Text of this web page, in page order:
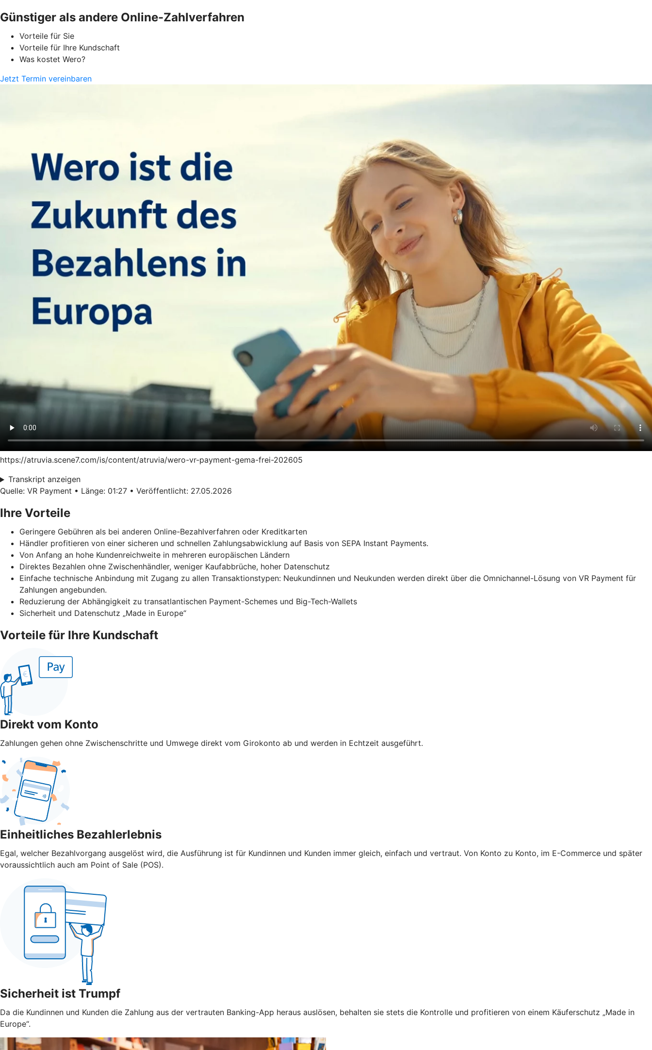
Günstiger als andere Online-Zahlverfahren
Vorteile für Sie
Vorteile für Ihre Kundschaft
Was kostet Wero?
Jetzt Termin vereinbaren
https://atruvia.scene7.com/is/content/atruvia/wero-vr-payment-gema-frei-202605
Transkript anzeigen
Quelle: VR Payment • Länge: 01:27 • Veröffentlicht: 27.05.2026
Ihre Vorteile
Geringere Gebühren als bei anderen Online-Bezahlverfahren oder Kreditkarten
Händler profitieren von einer sicheren und schnellen Zahlungsabwicklung auf Basis von SEPA Instant Payments.
Von Anfang an hohe Kundenreichweite in mehreren europäischen Ländern
Direktes Bezahlen ohne Zwischenhändler, weniger Kaufabbrüche, hoher Datenschutz
Einfache technische Anbindung mit Zugang zu allen Transaktionstypen: Neukundinnen und Neukunden werden direkt über die Omnichannel-Lösung von VR Payment für
Zahlungen angebunden.
Reduzierung der Abhängigkeit zu transatlantischen Payment-Schemes und Big-Tech-Wallets
Sicherheit und Datenschutz „Made in Europe“
Vorteile für Ihre Kundschaft
Direkt vom Konto
Zahlungen gehen ohne Zwischenschritte und Umwege direkt vom Girokonto ab und werden in Echtzeit ausgeführt.
Einheitliches Bezahlerlebnis
Egal, welcher Bezahlvorgang ausgelöst wird, die Ausführung ist für Kundinnen und Kunden immer gleich, einfach und vertraut. Von Konto zu Konto, im E-Commerce und später
voraussichtlich auch am Point of Sale (POS).
Sicherheit ist Trumpf
Da die Kundinnen und Kunden die Zahlung aus der vertrauten Banking-App heraus auslösen, behalten sie stets die Kontrolle und profitieren von einem Käuferschutz „Made in
Europe“.